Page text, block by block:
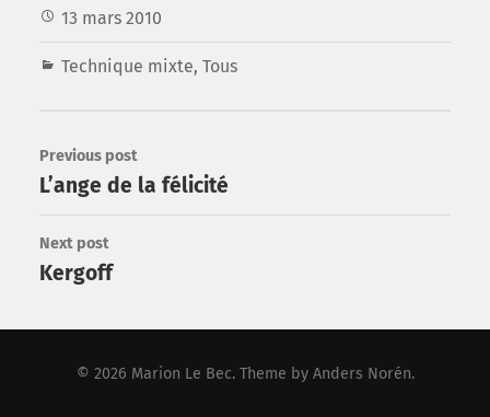
13 mars 2010
Technique mixte, Tous
Previous post
L’ange de la félicité
Next post
Kergoff
© 2026 Marion Le Bec. Theme by Anders Norén.